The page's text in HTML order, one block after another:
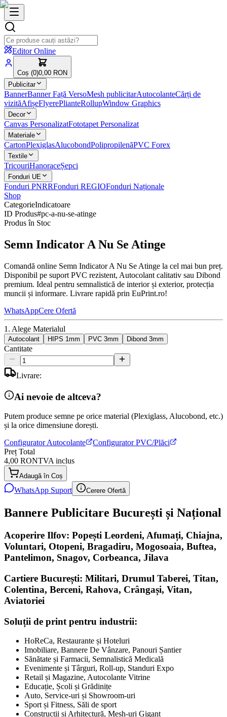
Editor Online
Coș (0)0,00 RON
Publicitar
BannerBanner Față VersoMesh publicitarAutocolanteCărți de
vizităAfișeFlyerePlianteRollupWindow Graphics
Decor
Canvas PersonalizatFototapet Personalizat
Materiale
CartonPlexiglasAlucobondPolipropilenăPVC Forex
Textile
TricouriHanoraceȘepci
Fonduri UE
Fonduri PNRRFonduri REGIOFonduri Naționale
Shop
CategorieIndicatoare
ID Produs#pc-a-nu-se-atinge
Produs în Stoc
Semn Indicator A Nu Se Atinge
Comandă online Semn Indicator A Nu Se Atinge la cel mai bun preț.
Disponibil pe suport PVC rezistent, Autocolant calitativ sau Dibond
premium. Ideal pentru semnalistică de interior și exterior, protecția
muncii și informare. Livrare rapidă prin EuPrint.ro!
WhatsAppCere Ofertă
1. Alege Materialul
Autocolant HIPS 1mm PVC 3mm Dibond 3mm
Cantitate
Livrare:
Ai nevoie de altceva?
Putem produce semne pe orice material (Plexiglass, Alucobond, etc.)
și la orice dimensiune dorești.
Configurator Autocolante
Configurator PVC/Plăci
Preț Total
4,00 RONTVA inclus
Adaugă în Coș
WhatsApp Suport Cerere Ofertă
Bannere Publicitare București și Național
Acoperire Ilfov: Popești Leordeni, Afumați, Chiajna,
Voluntari, Otopeni, Bragadiru, Mogosoaia, Buftea,
Pantelimon, Snagov, Corbeanca, Jilava
Cartiere București: Militari, Drumul Taberei, Titan,
Colentina, Berceni, Rahova, Crângași, Vitan,
Aviatoriei
Soluții de print pentru industrii:
HoReCa, Restaurante și Hoteluri
Imobiliare, Bannere De Vânzare, Panouri Șantier
Sănătate și Farmacii, Semnalistică Medicală
Evenimente și Târguri, Roll-up, Standuri Expo
Retail și Magazine, Autocolante Vitrine
Educație, Școli și Grădinițe
Auto, Service-uri și Showroom-uri
Sport și Fitness, Săli de sport
Construcții și Arhitectură, Mesh-uri Gigant